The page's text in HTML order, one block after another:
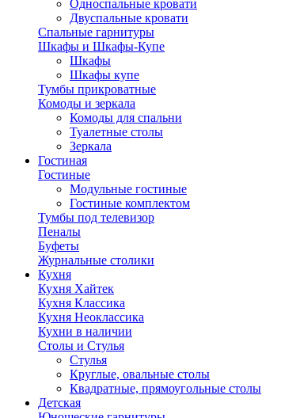
Односпальные кровати
Двуспальные кровати
Спальные гарнитуры
Шкафы и Шкафы-Купе
Шкафы
Шкафы купе
Тумбы прикроватные
Комоды и зеркала
Комоды для спальни
Туалетные столы
Зеркала
Гостиная
Гостиные
Модульные гостиные
Гостиные комплектом
Тумбы под телевизор
Пеналы
Буфеты
Журнальные столики
Кухня
Кухня Хайтек
Кухня Классика
Кухня Неоклассика
Кухни в наличии
Столы и Стулья
Стулья
Круглые, овальные столы
Квадратные, прямоугольные столы
Детская